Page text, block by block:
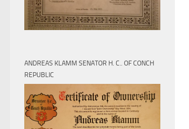
ANDREAS KLAMM SENATOR H. C.. OF CONCH
REPUBLIC